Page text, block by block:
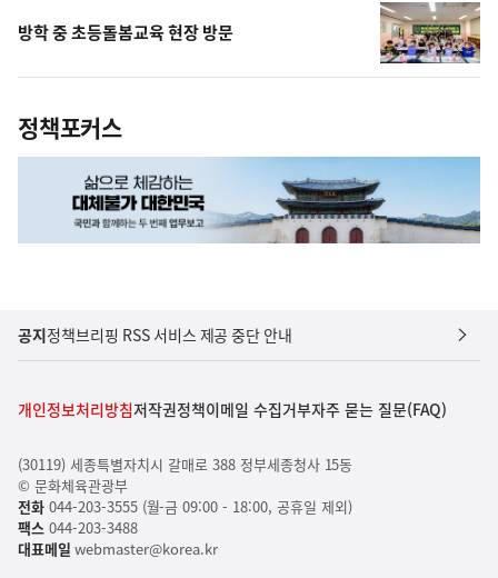
방학 중 초등돌봄교육 현장 방문
정책포커스
공지정책브리핑 RSS 서비스 제공 중단 안내
개인정보처리방침저작권정책이메일 수집거부자주 묻는 질문(FAQ)
(30119) 세종특별자치시 갈매로 388 정부세종청사 15동
© 문화체육관광부
전화044-203-3555 (월-금 09:00 - 18:00, 공휴일 제외)
팩스044-203-3488
대표메일 webmaster@korea.kr